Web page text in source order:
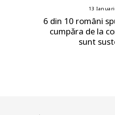
13
6 din 10 români
cumpăra de la
sunt